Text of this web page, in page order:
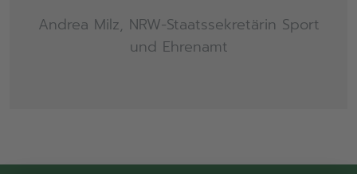
Andrea Milz, NRW-Staatssekretärin Sport
und Ehrenamt